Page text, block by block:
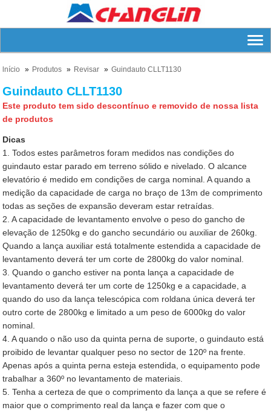
lnício Produtos Revisar Guindauto CLLT1130
Guindauto CLLT1130
Este produto tem sido descontínuo e removido de nossa lista
de produtos
Dicas
1. Todos estes parâmetros foram medidos nas condições do
guindauto estar parado em terreno sólido e nivelado. O alcance
elevatório é medido em condições de carga nominal. A quando a
medição da capacidade de carga no braço de 13m de comprimento
todas as seções de expansão deveram estar retraídas.
2. A capacidade de levantamento envolve o peso do gancho de
elevação de 1250kg e do gancho secundário ou auxiliar de 260kg.
Quando a lança auxiliar está totalmente estendida a capacidade de
levantamento deverá ter um corte de 2800kg do valor nominal.
3. Quando o gancho estiver na ponta lança a capacidade de
levantamento deverá ter um corte de 1250kg e a capacidade, a
quando do uso da lança telescópica com roldana única deverá ter
outro corte de 2800kg e limitado a um peso de 6000kg do valor
nominal.
4. A quando o não uso da quinta perna de suporte, o guindauto está
proibido de levantar qualquer peso no sector de 120º na frente.
Apenas após a quinta perna esteja estendida, o equipamento pode
trabalhar a 360º no levantamento de materiais.
5. Tenha a certeza de que o comprimento da lança a que se refere é
maior que o comprimento real da lança e fazer com que o